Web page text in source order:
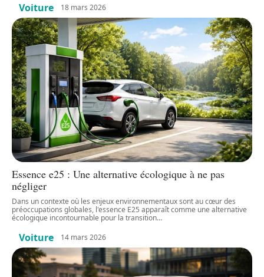
Voiture 18 mars 2026
Essence e25 : Une alternative écologique à ne pas
négliger
Dans un contexte où les enjeux environnementaux sont au cœur des
préoccupations globales, l'essence E25 apparaît comme une alternative
écologique incontournable pour la transition…
Voiture 14 mars 2026